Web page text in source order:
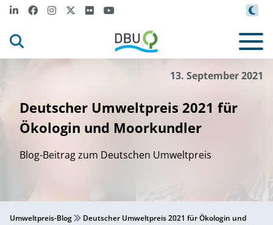
13. September 2021
Deutscher Umweltpreis 2021 für
Ökologin und Moorkundler
Blog-Beitrag zum Deutschen Umweltpreis
Umweltpreis-Blog
Deutscher Umweltpreis 2021 für Ökologin und